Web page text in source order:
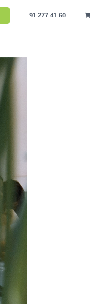
91 277 41 60